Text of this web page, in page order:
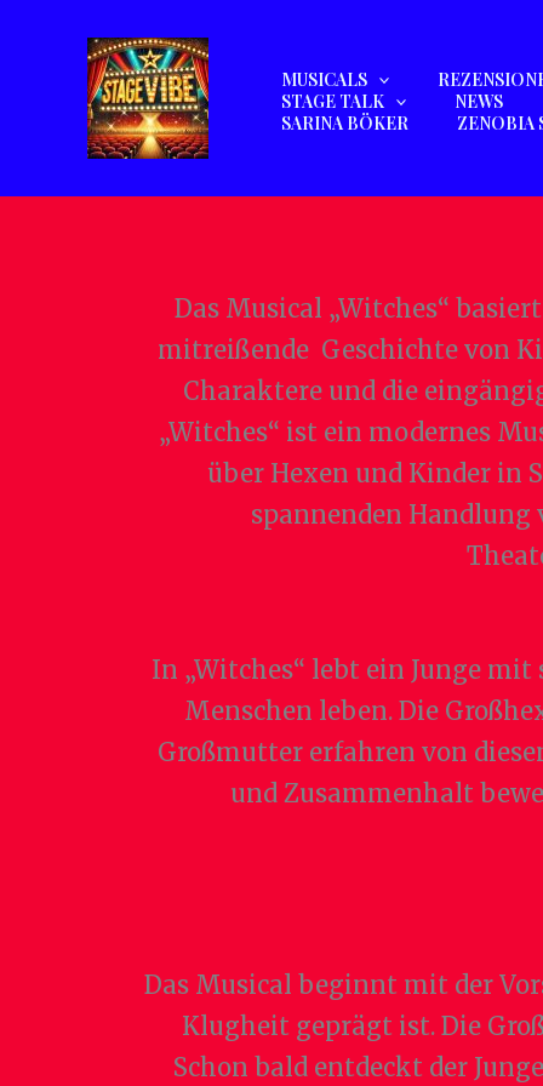
MUSICALS
STAGE TALK
NEWS
SARINA BÖKER
ZENOBIA
Das Musical „Witches“
mitreißende Geschichte von
Charaktere und die
„Witches“ ist ein modernes
über Hexen und Kinder in
spannenden
In „Witches“ lebt ein Junge
Menschen leben. Die
Großmutter erfahren von
und Zusammenhalt
Das Musical beginnt mit der
Klugheit geprägt ist. Die
Schon bald entdeckt der